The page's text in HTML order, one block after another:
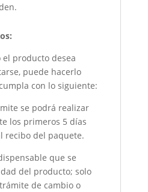
producto desea
puede hacerlo
con lo siguiente:
se podrá realizar
los primeros 5 días
recibo del paquete.
que se
del producto; solo
de cambio o